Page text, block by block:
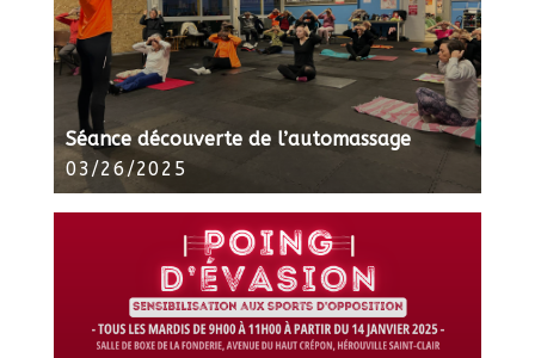
Séance découverte de l’automassage
03/26/2025